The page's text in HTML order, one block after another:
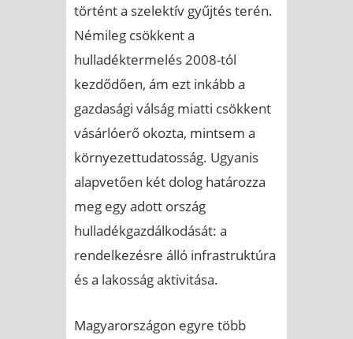
történt a szelektív gyűjtés terén.
Némileg csökkent a
hulladéktermelés 2008-tól
kezdődően, ám ezt inkább a
gazdasági válság miatti csökkent
vásárlóerő okozta, mintsem a
környezettudatosság. Ugyanis
alapvetően két dolog határozza
meg egy adott ország
hulladékgazdálkodását: a
rendelkezésre álló infrastruktúra
és a lakosság aktivitása.
Magyarországon egyre több